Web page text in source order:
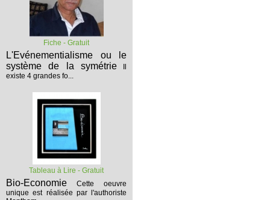
Fiche - Gratuit
L'Evénementialisme ou le
système de la symétrie
existe 4 grandes fo...
Tableau à Lire - Gratuit
Bio-Economie
Cette oeuvre
unique est réalisée par l'authoriste